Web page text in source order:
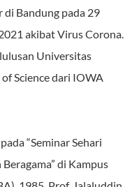
di Bandung pada 29
akibat Virus Corona.
Universitas
Science dari IOWA
“Seminar Sehari
di Kampus